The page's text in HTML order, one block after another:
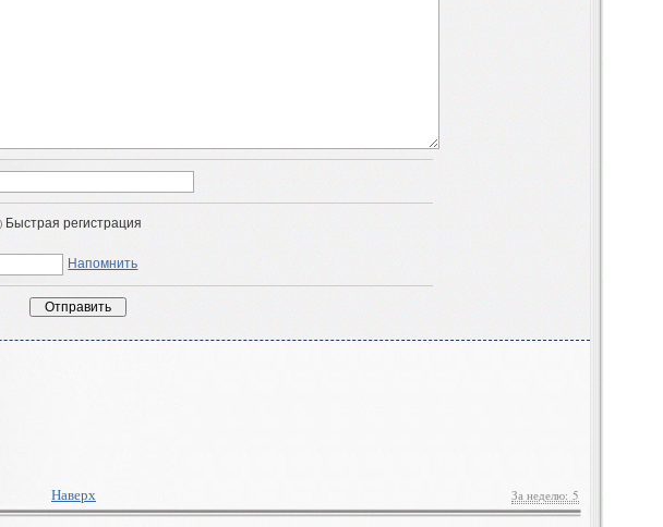
Быстрая регистрация
Напомнить
За неделю: 5
Наверх